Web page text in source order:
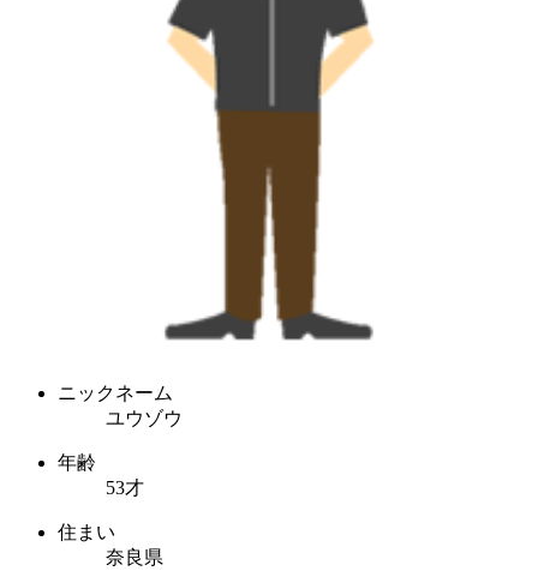
ニックネーム
ユウゾウ
年齢
53才
住まい
奈良県